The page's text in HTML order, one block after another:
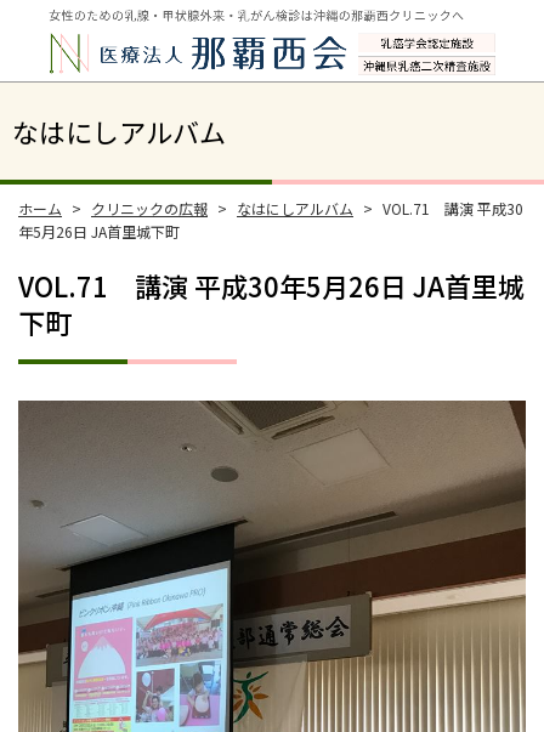
なはにしアルバム
ホーム クリニックの広報 なはにしアルバム
VOL.71 講演 平成30
年5月26日 JA首里城下町
VOL.71 講演 平成30年5月26日 JA首里城
下町